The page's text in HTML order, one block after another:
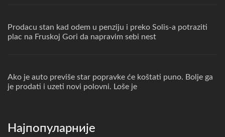
Prodacu stan kad odem u penziju i preko Solis-a potraziti
plac na Fruskoj Gori da napravim sebi nest
Ako je auto previše star popravke će koštati puno. Bolje ga
je prodati i uzeti novi polovni. Loše je
Најпопуларније